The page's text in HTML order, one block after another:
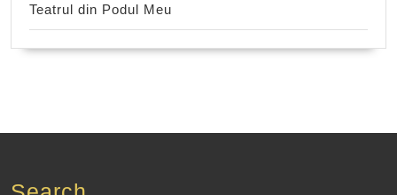
Teatrul din Podul Meu